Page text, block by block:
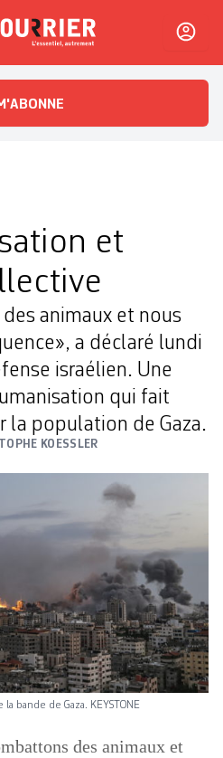
L'essentiel, autrement
et
animaux et nous
a déclaré lundi
israélien. Une
qui fait
la population de Gaza.
KOESSLER
bande de Gaza. KEYSTONE
des animaux et